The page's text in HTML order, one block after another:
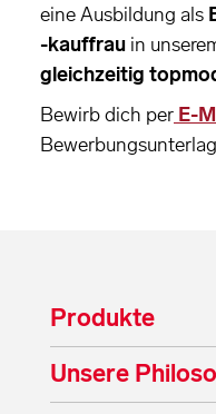
eine Ausbildung als
-kauffrau in
gleichzeitig
Bewirb dich per E-
Produkte
Unsere